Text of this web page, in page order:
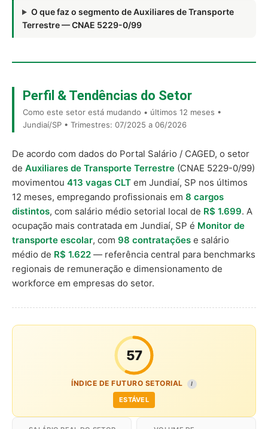
O que faz o segmento de Auxiliares de Transporte
Terrestre — CNAE 5229-0/99
Perfil & Tendências do Setor
Como este setor está mudando • últimos 12 meses •
Jundiaí/SP • Trimestres: 07/2025 a 06/2026
De acordo com dados do Portal Salário / CAGED, o setor
de Auxiliares de Transporte Terrestre (CNAE 5229-0/99)
movimentou 413 vagas CLT em Jundiaí, SP nos últimos
12 meses, empregando profissionais em 8 cargos
distintos, com salário médio setorial local de R$ 1.699. A
ocupação mais contratada em Jundiaí, SP é Monitor de
transporte escolar, com 98 contratações e salário
médio de R$ 1.622 — referência central para benchmarks
regionais de remuneração e dimensionamento de
workforce em empresas do setor.
57
ÍNDICE DE FUTURO SETORIAL I
ESTÁVEL